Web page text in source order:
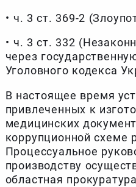
•⁠ ⁠ч. 3 ст. 369-2
•⁠ ⁠ч. 3 ст. 332
через
Уголовного кодекса
В настоящее время
привлеченных к
медицинских
коррупционной
Процессуальное
производству
областная